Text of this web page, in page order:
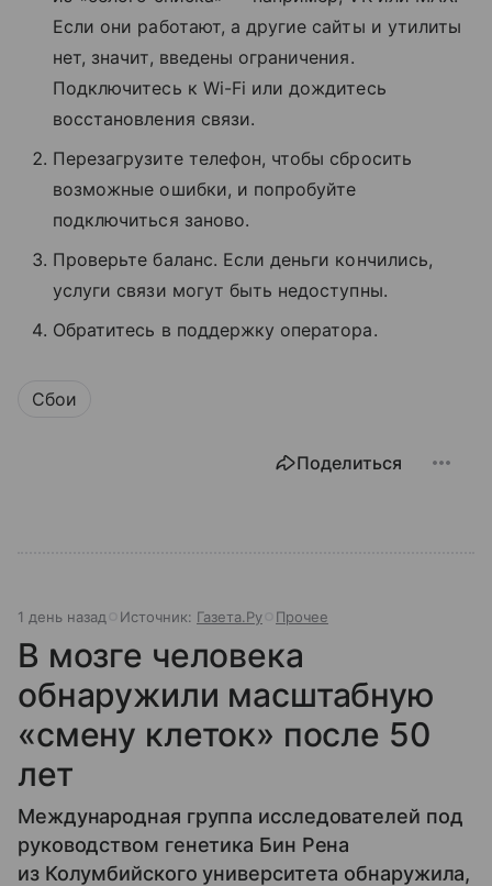
Если они работают, а другие сайты и утилиты
нет, значит, введены ограничения.
Подключитесь к Wi-Fi или дождитесь
восстановления связи.
Перезагрузите телефон, чтобы сбросить
возможные ошибки, и попробуйте
подключиться заново.
Проверьте баланс. Если деньги кончились,
услуги связи могут быть недоступны.
Обратитесь в поддержку оператора.
Сбои
Поделиться
1 день назад Источник: Газета.Ру Прочее
В мозге человека
обнаружили масштабную
«смену клеток» после 50
лет
Международная группа исследователей под
руководством генетика Бин Рена
из Колумбийского университета обнаружила,